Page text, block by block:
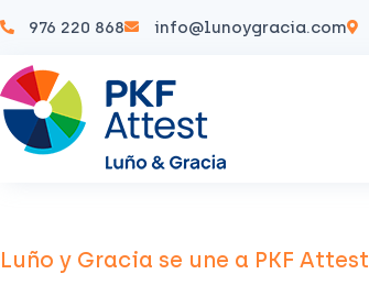
976 220 868 info@lunoygracia.com
Luño y Gracia se une a PKF Attest